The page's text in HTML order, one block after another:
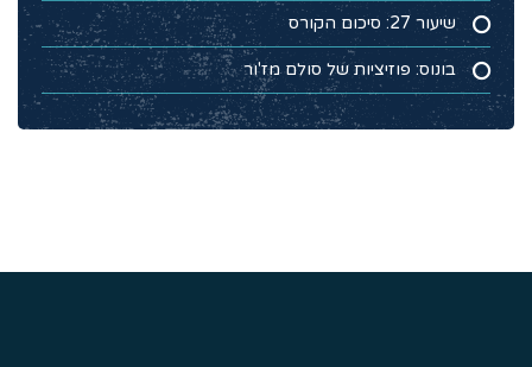
שיעור 27: סיכום הקורס
בונוס: פוזיציות של סולם מז'ור